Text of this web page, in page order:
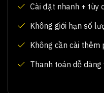
Cài đặt nhanh + tùy
Không giới hạn số
Không cần cài thêm
Thanh toán dễ